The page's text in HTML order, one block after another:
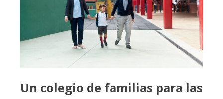
Un colegio de familias para las